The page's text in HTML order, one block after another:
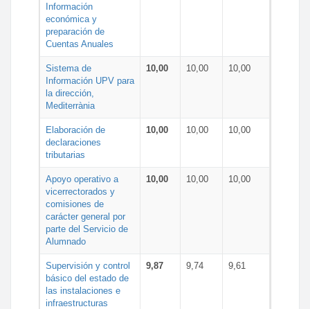
Información
económica y
preparación de
Cuentas Anuales
Sistema de
Información UPV para
la dirección,
Mediterrània
10,00 10,00 10,00
Elaboración de
declaraciones
tributarias
10,00 10,00 10,00
Apoyo operativo a
vicerrectorados y
comisiones de
carácter general por
parte del Servicio de
Alumnado
10,00 10,00 10,00
Supervisión y control
básico del estado de
las instalaciones e
infraestructuras
9,87 9,74 9,61